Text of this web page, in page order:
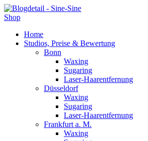
Shop
Home
Studios, Preise & Bewertung
Bonn
Waxing
Sugaring
Laser-Haarentfernung
Düsseldorf
Waxing
Sugaring
Laser-Haarentfernung
Frankfurt a. M.
Waxing